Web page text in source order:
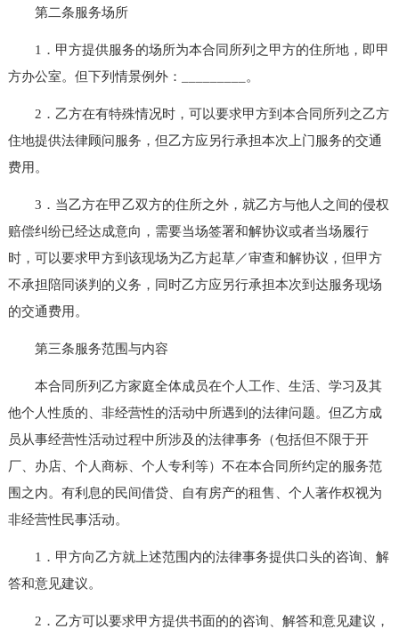
第二条服务场所
1．甲方提供服务的场所为本合同所列之甲方的住所地，即甲
方办公室。但下列情景例外：_________。
2．乙方在有特殊情况时，可以要求甲方到本合同所列之乙方
住地提供法律顾问服务，但乙方应另行承担本次上门服务的交通
费用。
3．当乙方在甲乙双方的住所之外，就乙方与他人之间的侵权
赔偿纠纷已经达成意向，需要当场签署和解协议或者当场履行
时，可以要求甲方到该现场为乙方起草／审查和解协议，但甲方
不承担陪同谈判的义务，同时乙方应另行承担本次到达服务现场
的交通费用。
第三条服务范围与内容
本合同所列乙方家庭全体成员在个人工作、生活、学习及其
他个人性质的、非经营性的活动中所遇到的法律问题。但乙方成
员从事经营性活动过程中所涉及的法律事务（包括但不限于开
厂、办店、个人商标、个人专利等）不在本合同所约定的服务范
围之内。有利息的民间借贷、自有房产的租售、个人著作权视为
非经营性民事活动。
1．甲方向乙方就上述范围内的法律事务提供口头的咨询、解
答和意见建议。
2．乙方可以要求甲方提供书面的的咨询、解答和意见建议，